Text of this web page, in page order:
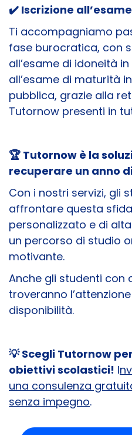
✔️ Iscrizione
Ti accompagniamo
fase burocratica, con
all’esame di idoneità
all’esame di maturità
pubblica, grazie alla
Tutornow presenti in
🏆 Tutornow è la
recuperare un anno
Con i nostri servizi, gli
affrontare questa
personalizzato e di
un percorso di studio
motivante.
Anche gli studenti con
troveranno
disponibilità.
💡Scegli Tutornow
obiettivi scolastici! I
una consulenza
senza impegno.